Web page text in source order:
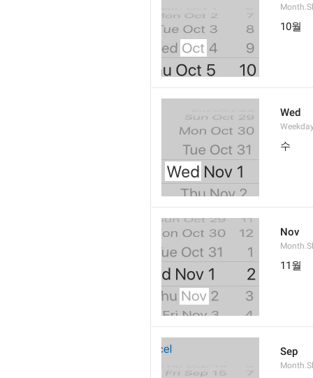
10월
Wed
수
Nov
11월
Sep